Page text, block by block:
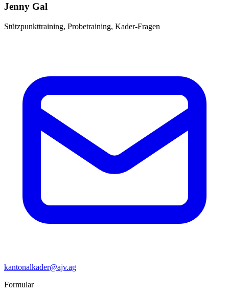
Jenny Gal
Stützpunkttraining, Probetraining, Kader-Fragen
kantonalkader@ajv.ag
Formular